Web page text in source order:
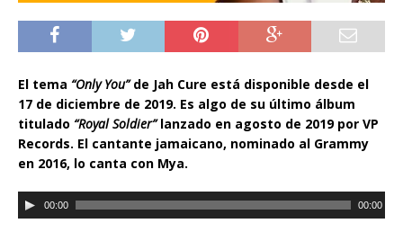
El tema “Only You”de Jah Cure está disponible desde el
17 de diciembre de 2019. Es algo de su último álbum
titulado “Royal Soldier”lanzado en agosto de 2019 por VP
Records. El cantante jamaicano, nominado al Grammy
en 2016, lo canta con Mya.
R
e
00:00 00:00